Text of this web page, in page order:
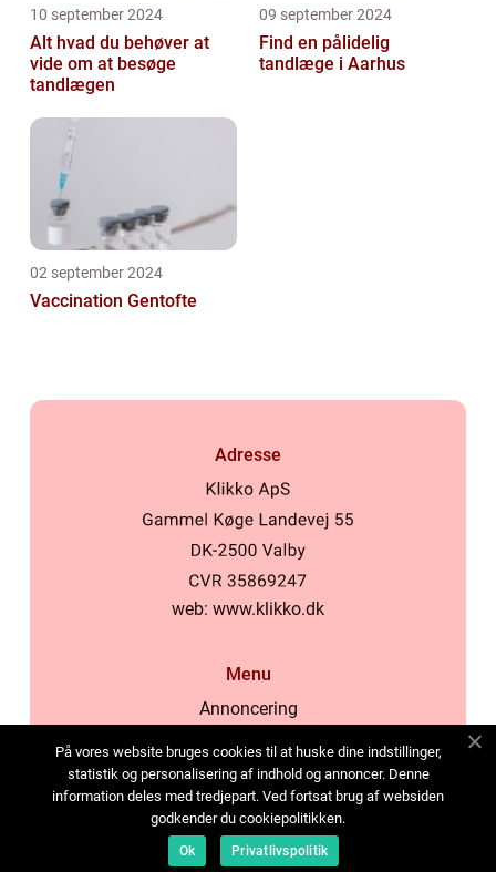
10 september 2024
Alt hvad du behøver at
vide om at besøge
tandlægen
09 september 2024
Find en pålidelig
tandlæge i Aarhus
02 september 2024
Vaccination Gentofte
Adresse
web: www.klikko.dk
Menu
Annoncering
Cookies
Kontakt os
Sitemap
På vores website bruges cookies til at huske dine indstillinger,
statistik og personalisering af indhold og annoncer. Denne
information deles med tredjepart. Ved fortsat brug af websiden
godkender du cookiepolitikken.
Ok Privatlivspolitik